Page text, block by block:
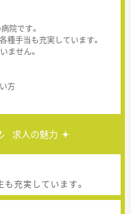
院です。
手当も充実しています。
ません。
方
求人の魅力
充実しています。